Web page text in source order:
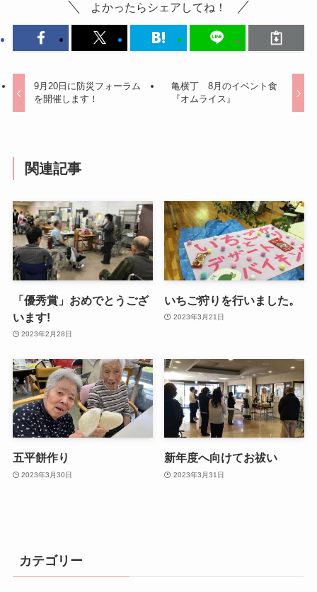
よかったらシェアしてね！
9月20日に防災フォーラム
を開催します！
亀横丁 8月のイベント食
『オムライス』
関連記事
「優秀賞」おめでとうござ
います!
2023年2月28日
いちご狩りを行いました。
2023年3月21日
五平餅作り
2023年3月30日
新年度へ向けてお祓い
2023年3月31日
カテゴリー